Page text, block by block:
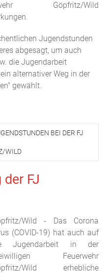
Göpfritz/Wild
Jugendstunden
abgesagt, um auch
die Jugendarbeit
alternativer Weg in der
gewählt.
BEI DER FJ
WILD
FJ
Wild - Das Corona
(COVID-19) hat auch auf
Jugendarbeit in der
Feuerwehr
Wild erhebliche